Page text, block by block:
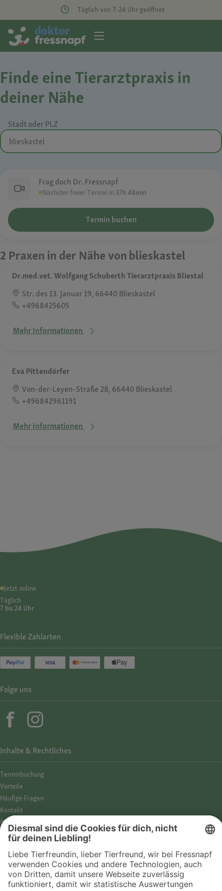
Täglich von 7-24 Uhr geöffnet
Finde eine Tierarztpraxis in
deiner Nähe
Stadt oder PLZ
Frag doch Dr. Fressnapf
Nächster freier Termin in 37h 48min
Termin buchen
2 Praxen in der Nähe von blieskastel
Dr.med.vet. Wolfgang Schuberth Tierarztpraxis Bliestal
Str. des 13. Januar 19, 66440 Blieskastel
+4968425605
Mehr Informationen
Eva Pittendörfer
Von-der-Leyen-Straße 28, 66440 Blieskastel
+496842961191
Mehr Informationen
Jetzt online
Täglich
7 bis 24 Uhr
Inhalte & Rechtliches
Termin­buchung
Vorteile
Häufige Fragen
Kontakt
Barrierefreiheit
Impressum
Cookies
AGB
Flexible Zahlarten
Folge uns